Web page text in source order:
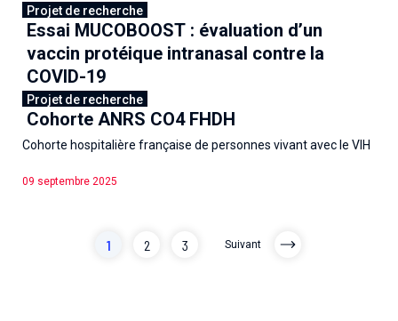
08 décembre 2025
Projet de recherche
Essai MUCOBOOST : évaluation d’un
vaccin protéique intranasal contre la
COVID-19
17 septembre 2025
Projet de recherche
Cohorte ANRS CO4 FHDH
Cohorte hospitalière française de personnes vivant avec le VIH
09 septembre 2025
1 2 3 Suivant